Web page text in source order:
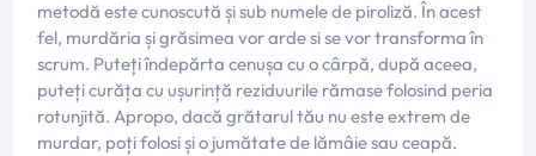
metodă este cunoscută și sub numele de piroliză. În acest
fel, murdăria și grăsimea vor arde si se vor transforma în
scrum. Puteți îndepărta cenușa cu o cârpă, după aceea,
puteți curăța cu ușurință reziduurile rămase folosind peria
rotunjită. Apropo, dacă grătarul tău nu este extrem de
murdar, poți folosi și o jumătate de lămâie sau ceapă.